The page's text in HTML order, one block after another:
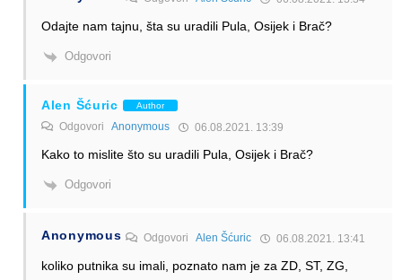
Odajte nam tajnu, šta su uradili Pula, Osijek i Brač?
Odgovori
Alen Šćuric Author
Odgovori Anonymous 06.08.2021. 13:39
Kako to mislite što su uradili Pula, Osijek i Brač?
Odgovori
Anonymous OdgovoriAlen Šćuric 06.08.2021. 13:41
koliko putnika su imali, poznato nam je za ZD, ST, ZG,